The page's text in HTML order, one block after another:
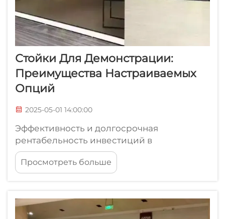
Стойки Для Демонстрации:
Преимущества Настраиваемых
Опций
2025-05-01 14:00:00
Эффективность и долгосрочная
рентабельность инвестиций в
настраиваемые выставочные стенды
Снижение первоначальных затрат за счет
использования легких материалов
таких как алюминий или гофрированный
пластик, значительно сокращает расходы
Просмотреть больше